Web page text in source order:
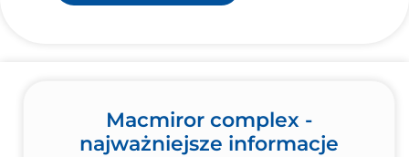
Macmiror complex -
najważniejsze informacje